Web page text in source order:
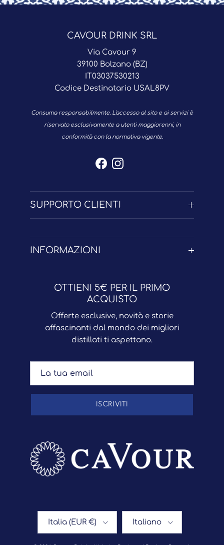
CAVOUR DRINK SRL
Via Cavour 9
39100 Bolzano (BZ)
IT03037530213
Codice Destinatario USAL8PV
Consuma responsabilmente. L'accesso al sito e ai servizi è
riservato esclusivamente a utenti maggiorenni, in
conformità con la normativa vigente.
Facebook
Instagram
SUPPORTO CLIENTI
INFORMAZIONI
OTTIENI 5€ PER IL PRIMO
ACQUISTO
Offerte esclusive, novità e storie
affascinanti dal mondo dei migliori
distillati ti aspettano.
ISCRIVITI
Italia (EUR €) Italiano